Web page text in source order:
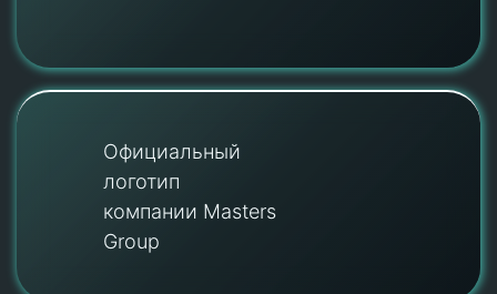
Официальный
логотип
компании Masters
Group